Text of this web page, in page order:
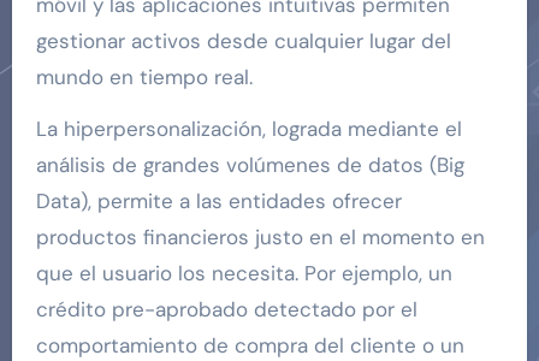
gestionar activos desde cualquier lugar del
mundo en tiempo real.
La hiperpersonalización, lograda mediante el
análisis de grandes volúmenes de datos (Big
Data), permite a las entidades ofrecer
productos financieros justo en el momento en
que el usuario los necesita. Por ejemplo, un
crédito pre-aprobado detectado por el
comportamiento de compra del cliente o un